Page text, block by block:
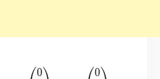
\textbf{e}_1 =
0
0